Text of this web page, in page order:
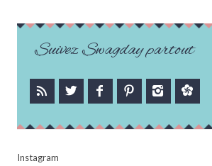
Suivez Swagday partout
Instagram